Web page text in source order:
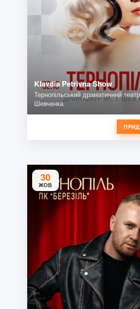
Klavdia Petrivna Show
Тернопільський драматичний
Шевченка
30
ЖОВ